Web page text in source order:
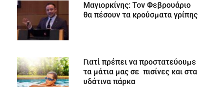
Μαγιορκίνης: Τον Φεβρουάριο
θα πέσουν τα κρούσματα γρίπης
Γιατί πρέπει να προστατεύουμε
τα μάτια μας σε πισίνες και στα
υδάτινα πάρκα